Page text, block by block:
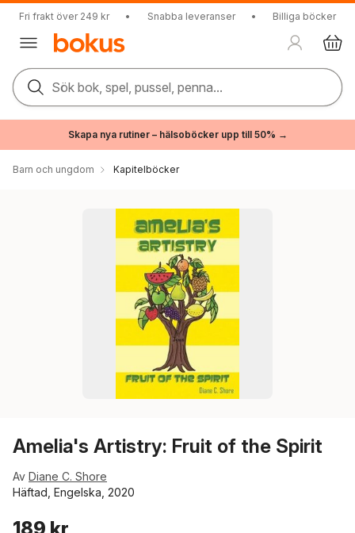
Fri frakt över 249 kr • Snabba leveranser • Billiga böcker
Sök bok, spel, pussel, penna...
Skapa nya rutiner – hälsoböcker upp till 50% →
Barn och ungdom Kapitelböcker
Amelia's Artistry: Fruit of the Spirit
Av Diane C. Shore
Häftad, Engelska, 2020